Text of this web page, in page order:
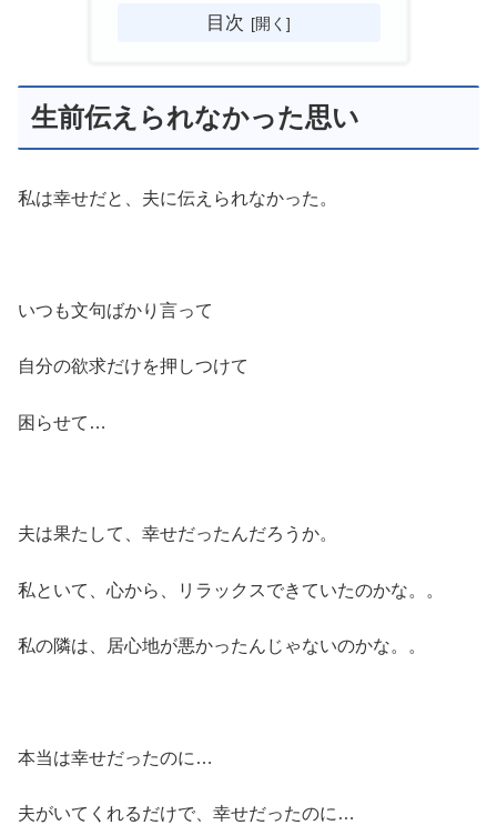
目次
生前伝えられなかった思い
私は幸せだと、夫に伝えられなかった。
いつも文句ばかり言って
自分の欲求だけを押しつけて
困らせて…
夫は果たして、幸せだったんだろうか。
私といて、心から、リラックスできていたのかな。。
私の隣は、居心地が悪かったんじゃないのかな。。
本当は幸せだったのに…
夫がいてくれるだけで、幸せだったのに…